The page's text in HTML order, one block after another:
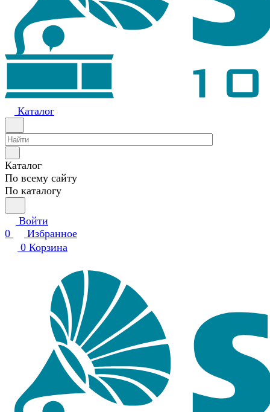
Каталог
Каталог
По всему сайту
По каталогу
Войти
0
Избранное
0 Корзина